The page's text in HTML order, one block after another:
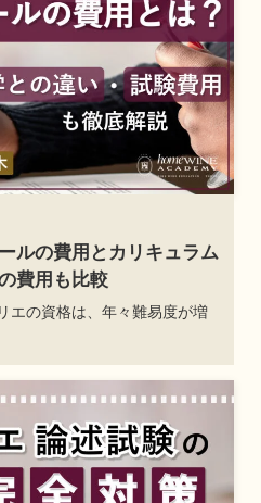
ルの費用とカリキュラム
費用も比較
エの資格は、年々難易度が増